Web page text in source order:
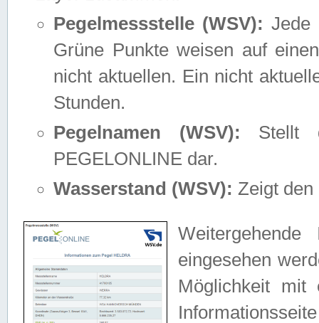
Pegelmessstelle (WSV): Jede
Grüne Punkte weisen auf
nicht aktuellen. Ein nicht
Stunden.
Pegelnamen (WSV): Stellt
PEGELONLINE dar.
Wasserstand (WSV): Zeigt den
eingesehen
Möglichkeit mit